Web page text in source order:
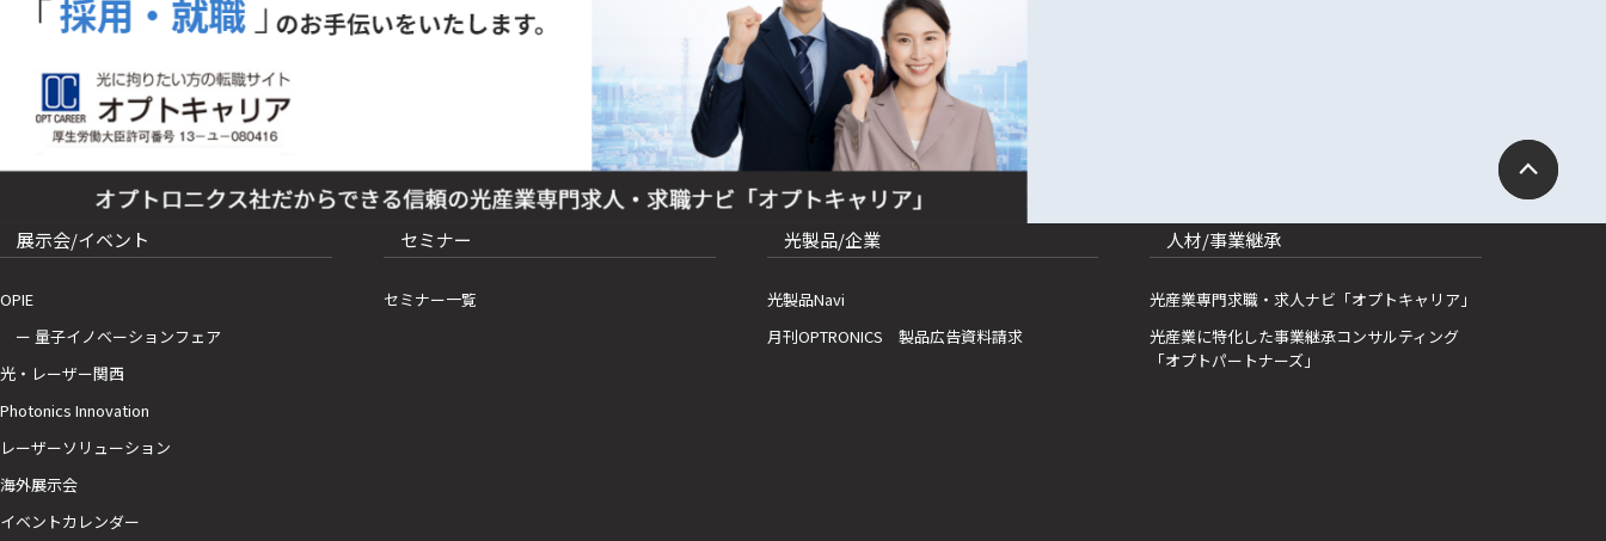
展示会/イベント
OPIE
ー 量子イノベーションフェア
光・レーザー関西
Photonics Innovation
レーザーソリューション
海外展示会
イベントカレンダー
セミナー
セミナー一覧
光製品/企業
光製品Navi
月刊OPTRONICS 製品広告資料請求
人材/事業継承
光産業専門求職・求人ナビ「オプトキャリア」
光産業に特化した事業継承コンサルティング
「オプトパートナーズ」